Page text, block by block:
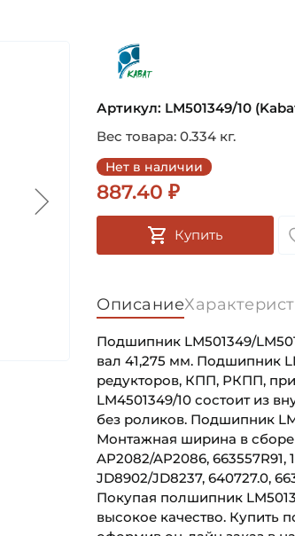
Артикул: LM501349/10
Вес товара: 0.334 кг.
Нет в наличии
887.40 ₽
Купить
Описание
Подшипник LM501349/
вал 41,275 мм. Подшипник
редукторов, КПП, РКПП,
LM4501349/10 состоит из
без роликов. Подшипник
Монтажная ширина в сборе
AP2082/AP2086, 663557R91,
JD8902/JD8237, 640727.0,
Покупая полшипник
высокое качество. Купить